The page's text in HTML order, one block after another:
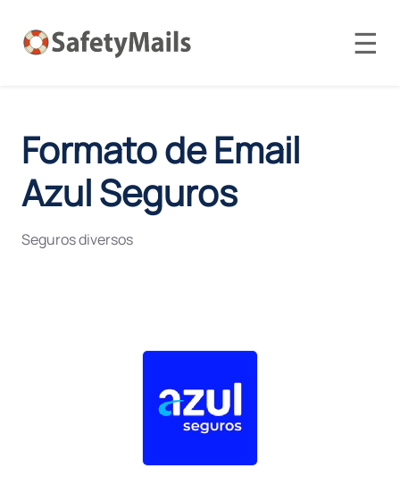
☰
Formato de Email
Azul Seguros
Seguros diversos